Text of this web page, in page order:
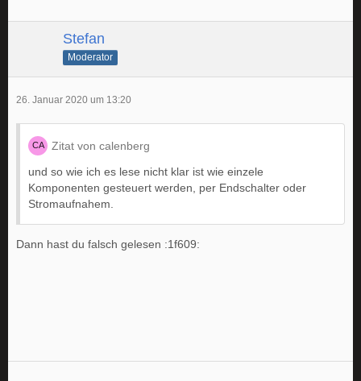
Stefan
Moderator
26. Januar 2020 um 13:20
Zitat von calenberg
und so wie ich es lese nicht klar ist wie einzele
Komponenten gesteuert werden, per Endschalter oder
Stromaufnahem.
Dann hast du falsch gelesen :1f609: